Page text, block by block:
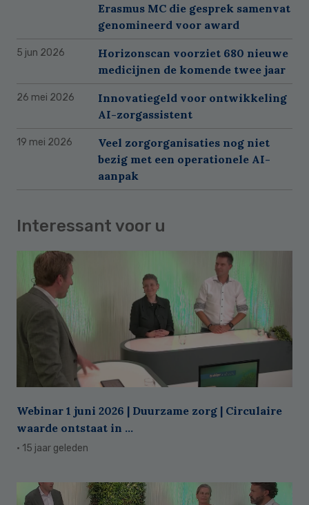
Erasmus MC die gesprek samenvat
genomineerd voor award
5 jun 2026
Horizonscan voorziet 680 nieuwe
medicijnen de komende twee jaar
26 mei 2026
Innovatiegeld voor ontwikkeling
AI-zorgassistent
19 mei 2026
Veel zorgorganisaties nog niet
bezig met een operationele AI-
aanpak
Interessant voor u
Webinar 1 juni 2026 | Duurzame zorg | Circulaire
waarde ontstaat in ...
· 15 jaar geleden